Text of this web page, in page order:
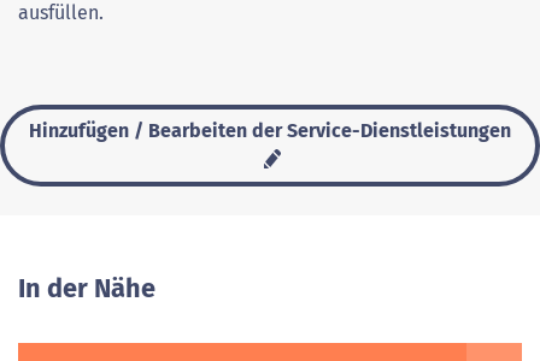
ausfüllen.
Hinzufügen / Bearbeiten der Service-Dienstleistungen
In der Nähe